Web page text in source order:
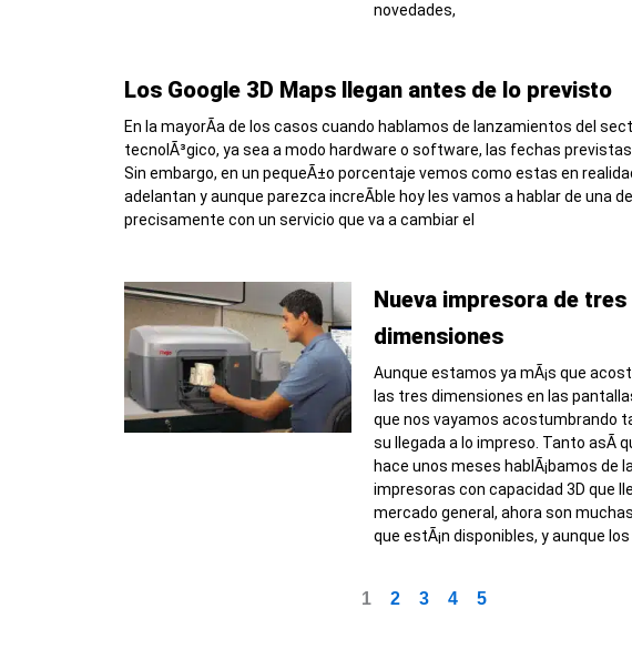
novedades,
Los Google 3D Maps llegan antes de lo previsto
En la mayorÃ­a de los casos cuando hablamos de lanzamientos del
tecnolÃ³gico, ya sea a modo hardware o software, las fechas
Sin embargo, en un pequeÃ±o porcentaje vemos como estas en
adelantan y aunque parezca increÃ­ble hoy les vamos a hablar de una
precisamente con un servicio que va a cambiar el
Nueva impresora de tres
dimensiones
Aunque estamos ya mÃ¡s que
las tres dimensiones en las
que nos vayamos acostumbrando
su llegada a lo impreso. Tanto asÃ­
hace unos meses hablÃ¡bamos de
impresoras con capacidad 3D que
mercado general, ahora son
que estÃ¡n disponibles, y aunque
1 2 3 4 5